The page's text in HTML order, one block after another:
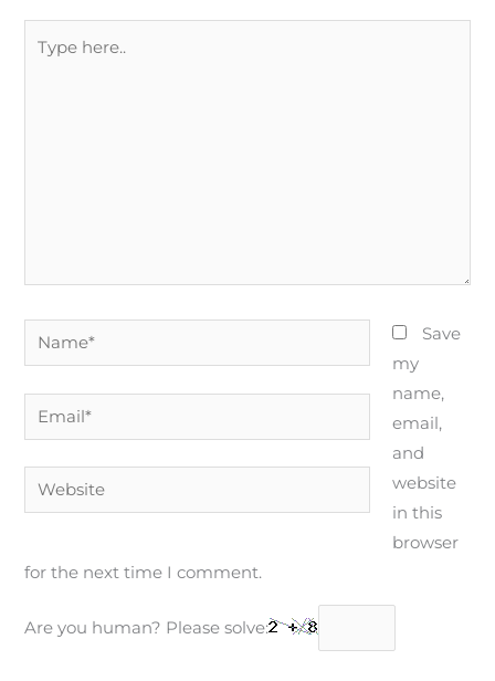
here..
Name*
Email*
Website
Save
my
name,
email,
and
website
in this
browser
for the next time I comment.
Are you human? Please solve: